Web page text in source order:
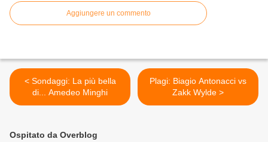
Aggiungere un commento
< Sondaggi: La più bella
di... Amedeo Minghi
Plagi: Biagio Antonacci vs
Zakk Wylde >
Ospitato da Overblog